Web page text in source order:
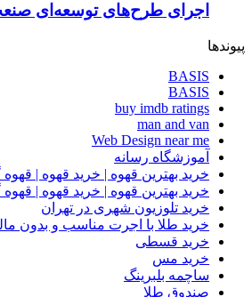
اجرای طرح‌های توسعه‌ای
پیوندها
BASIS
BASIS
buy imdb ratings
man and van
Web Design near me
آموزشگاه رسانه
خرید بهترین قهوه | خرید قهوه | قهوه
خرید بهترین قهوه | خرید قهوه | قهوه
خرید تلوزیون شهری در تهران
خرید طلا با اجرت مناسب و بدون
خرید قسطی
خرید مس
ساچمه بلبرینگ
صندوق طلا